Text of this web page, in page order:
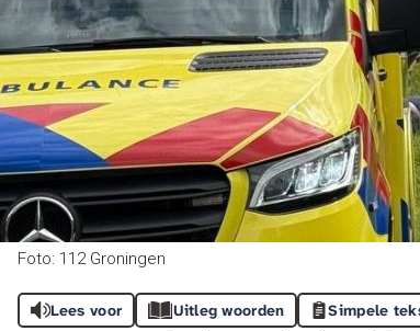
Foto: 112 Groningen
Lees voor Uitleg woorden Simpele